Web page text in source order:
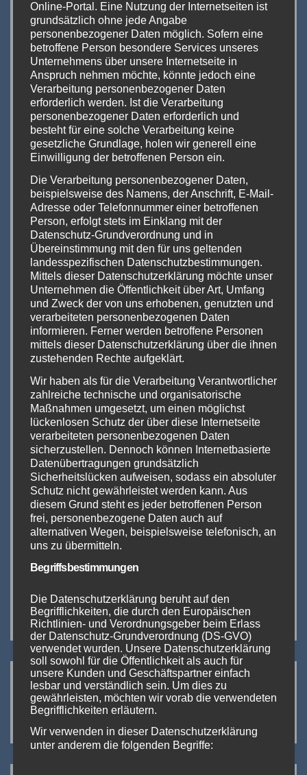
Auch das Bühnenprogramm wird musikalisch
untermalt,„House of Arts“performt am
Samstag ab 14:00 Uhr und am Sonntag ab
13:00 Uhr ihre neuen Songs.
Ab 17:00 Uhr findet am Samstag noch eine
Diskussionsrunde auf der Bühne statt. Unter
dem Motto„Let’s talk about Hanf“werden
die aktuellen Herausforderungen und die
Zukunft erörtert.
Daneben gibt es natürlich wieder die
InterVape Expo Awardsund diverse Give-
Away-Runden.
Den aktuellen Hallenplan und alle weiteren
Informationen bekommt Ihr auch auf der Seite
des Messeveranstaltershier.
Wir sehen uns in Castrop-Rauxel!
InterVape Expo & InterHanf Expo 2022
Europahalle – Europaplatz 6 – 44575
Castrop-Rauxel
Samstag 03.12.2022 von 11:00 Uhr bis 19:00
Uhr
Sonntag 04.12.2022 von 11:00 Uhr bis 17:00
Uhr.
Beitragsnavigation
Community ist – was
jeder daraus macht!
EVO NXT 2023
Vonadmin
Online-Portal. Eine Nutzung der Internetseiten ist
grundsätzlich ohne jede Angabe
personenbezogener Daten möglich. Sofern eine
betroffene Person besondere Services unseres
Unternehmens über unsere Internetseite in
Anspruch nehmen möchte, könnte jedoch eine
Verarbeitung personenbezogener Daten
erforderlich werden. Ist die Verarbeitung
personenbezogener Daten erforderlich und
besteht für eine solche Verarbeitung keine
gesetzliche Grundlage, holen wir generell eine
Einwilligung der betroffenen Person ein.
Die Verarbeitung personenbezogener Daten,
beispielsweise des Namens, der Anschrift, E-Mail-
Adresse oder Telefonnummer einer betroffenen
Person, erfolgt stets im Einklang mit der
Datenschutz-Grundverordnung und in
Übereinstimmung mit den für uns geltenden
landesspezifischen Datenschutzbestimmungen.
Mittels dieser Datenschutzerklärung möchte unser
Unternehmen die Öffentlichkeit über Art, Umfang
und Zweck der von uns erhobenen, genutzten und
verarbeiteten personenbezogenen Daten
informieren. Ferner werden betroffene Personen
mittels dieser Datenschutzerklärung über die ihnen
zustehenden Rechte aufgeklärt.
Wir haben als für die Verarbeitung Verantwortlicher
zahlreiche technische und organisatorische
Maßnahmen umgesetzt, um einen möglichst
lückenlosen Schutz der über diese Internetseite
verarbeiteten personenbezogenen Daten
sicherzustellen. Dennoch können Internetbasierte
Datenübertragungen grundsätzlich
Sicherheitslücken aufweisen, sodass ein absoluter
Schutz nicht gewährleistet werden kann. Aus
diesem Grund steht es jeder betroffenen Person
frei, personenbezogene Daten auch auf
alternativen Wegen, beispielsweise telefonisch, an
uns zu übermitteln.
Begriffsbestimmungen
Die Datenschutzerklärung beruht auf den
Begrifflichkeiten, die durch den Europäischen
Richtlinien- und Verordnungsgeber beim Erlass
der Datenschutz-Grundverordnung (DS-GVO)
verwendet wurden. Unsere Datenschutzerklärung
soll sowohl für die Öffentlichkeit als auch für
unsere Kunden und Geschäftspartner einfach
lesbar und verständlich sein. Um dies zu
gewährleisten, möchten wir vorab die verwendeten
Begrifflichkeiten erläutern.
Wir verwenden in dieser Datenschutzerklärung
unter anderem die folgenden Begriffe: